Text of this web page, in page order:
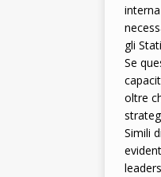
gli
Se
oltre
Simili